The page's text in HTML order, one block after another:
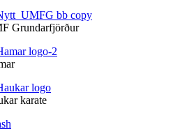
Grundarfjörður
karate